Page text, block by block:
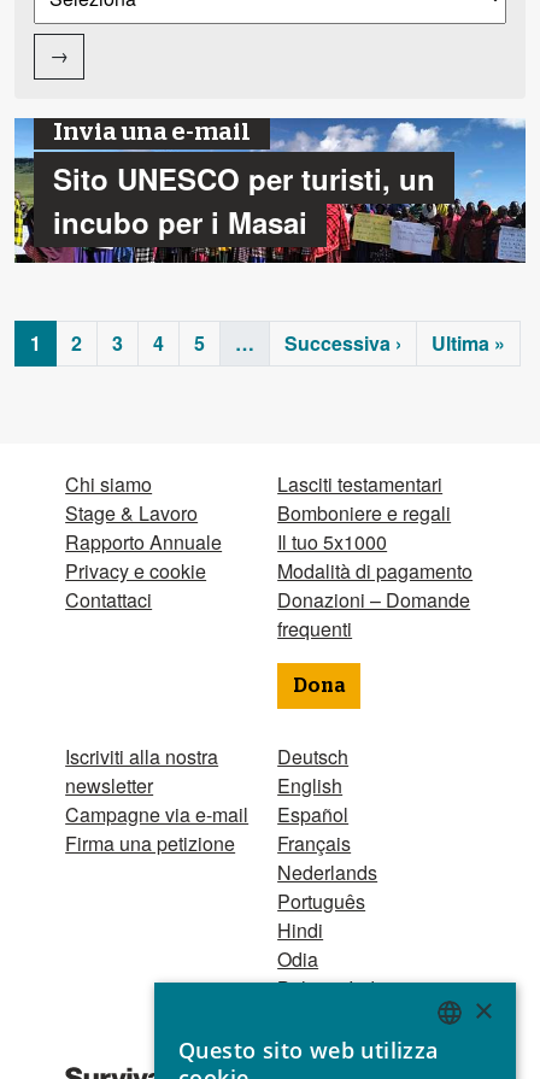
→
Invia una e-mail
Sito UNESCO per turisti, un
incubo per i Masai
1 2 3 4 5 … Successiva › Ultima »
Chi siamo
Stage & Lavoro
Rapporto Annuale
Privacy e cookie
Contattaci
Iscriviti alla nostra
newsletter
Campagne via e-mail
Firma una petizione
Lasciti testamentari
Bomboniere e regali
Il tuo 5x1000
Modalità di pagamento
Donazioni – Domande
frequenti
Dona
Deutsch
English
Español
Français
Nederlands
Português
Hindi
Odia
Bahasa Indonesia
Registro PersoneENGLISH
×
Questo sito web utilizza